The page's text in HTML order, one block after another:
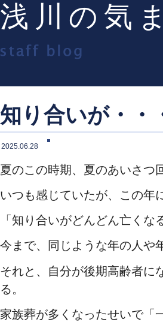
浅川の気
知り合いが・・
2025.06.28
夏のこの時期、夏のあいさつ
いつも感じていたが、この年
「知り合いがどんどん亡くな
今まで、同じような年の人や
それと、自分が後期高齢者に
る。
家族葬が多くなったせいで